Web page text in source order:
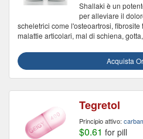
Shallaki è un
per alleviare il
scheletrici come l'osteoartrosi,
malattie articolari, mal di schiena,
Acquista
Tegretol
Principio attivo:
$0.61 for pill